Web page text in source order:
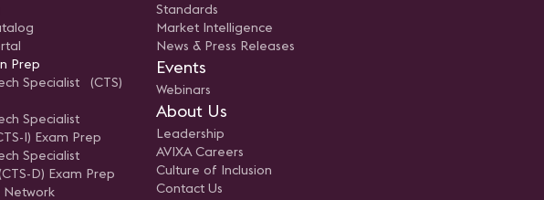
Prep
Specialist (CTS)
Specialist
I) Exam Prep
Specialist
D) Exam Prep
Network
Standards
Market Intelligence
News & Press Releases
Events
Webinars
About Us
Leadership
AVIXA Careers
Culture of Inclusion
Contact Us